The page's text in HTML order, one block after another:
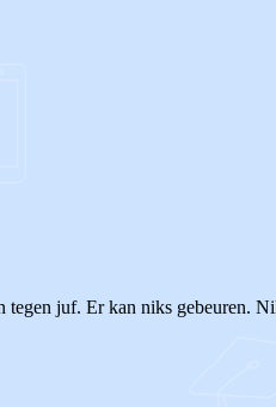
tegen juf. Er kan niks gebeuren.